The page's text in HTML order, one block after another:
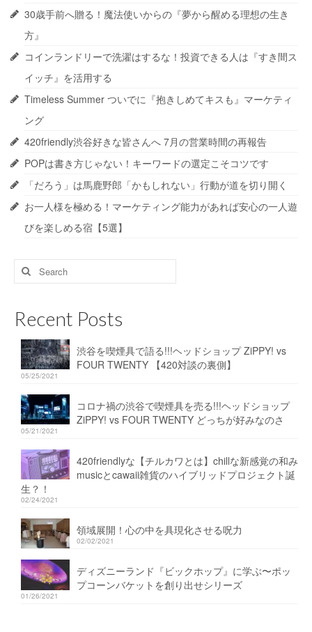
30歳手前へ贈る！魔法使いからの『夢から醒める理想の生き
方』
コインランドリーで洗濯はするな！投資できる人は『すき間ス
イッチ』を活用する
Timeless Summer ついでに『抱きしめてキスも』マーケティ
ング
420friendly渋谷好きな皆さんへ 7月の営業時間の再報告
POPは書き方じゃない！キーワードの選定こそコツです
「だろう」は馬鹿野郎「かもしれない」行動が道を切り開く
お一人様を極める！マーケティング能力があれば安心の一人遊
びを楽しめる宿【5選】
Search
for:
Recent Posts
渋谷を喫煙具で語る!!!ヘッドショップ ZiPPY! vs
FOUR TWENTY 【420対談の裏側】
05/25/2021
コロナ禍の渋谷で喫煙具を売る!!!ヘッドショップ
ZiPPY! vs FOUR TWENTY どっちが好みなのさ
05/21/2021
420friendlyな【チルカワとは】chillな新感覚の和み
musicとcawaii雑貨のハイブリッドプロジェクト誕
生？！
02/24/2021
領域展開！心の中を具現化させる呪力
02/02/2021
ディズニーランド『ビックホップ』に学ぶ〜ポッ
プコーンバケットを創り出せシリーズ
01/26/2021